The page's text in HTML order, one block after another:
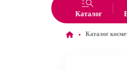
Каталог
Каталог